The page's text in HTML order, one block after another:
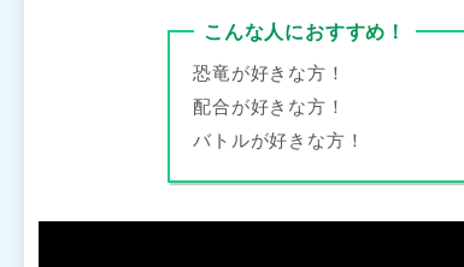
こんな人におすすめ！
恐竜が好きな方！
配合が好きな方！
バトルが好きな方！